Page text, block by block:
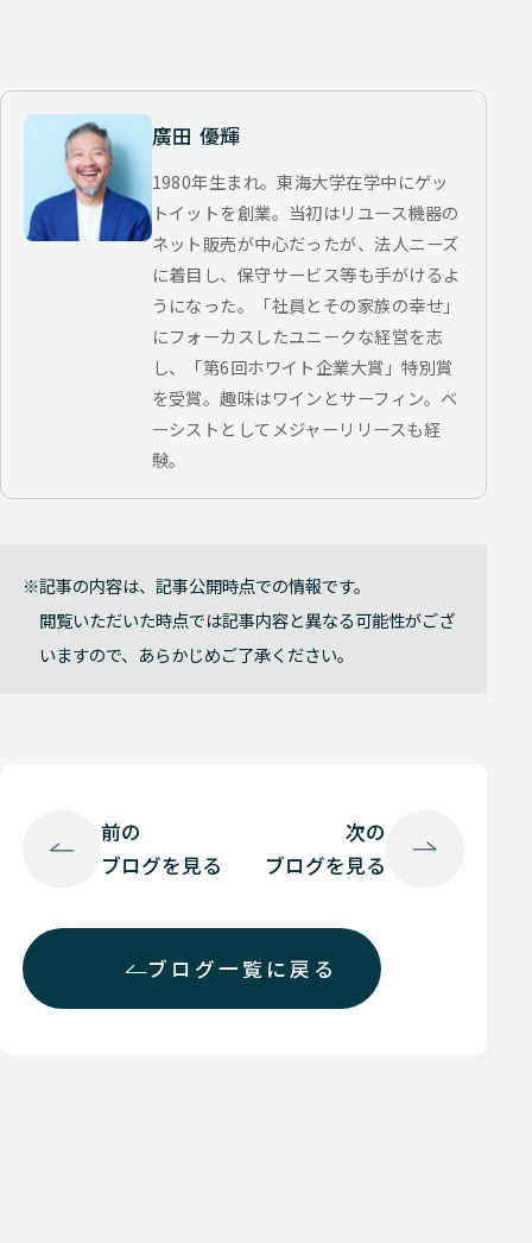
廣田 優輝
1980年生まれ。東海大学在学中にゲッ
トイットを創業。当初はリユース機器の
ネット販売が中心だったが、法人ニーズ
に着目し、保守サービス等も手がけるよ
うになった。「社員とその家族の幸せ」
にフォーカスしたユニークな経営を志
し、「第6回ホワイト企業大賞」特別賞
を受賞。趣味はワインとサーフィン。ベ
ーシストとしてメジャーリリースも経
験。
記事の内容は、記事公開時点での情報です。
閲覧いただいた時点では記事内容と異なる可能性がござ
いますので、あらかじめご了承ください。
前の
ブログを見る
ブログ一覧に戻る
次の
ブログを見る